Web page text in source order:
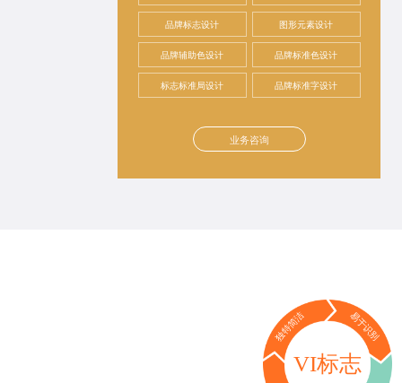
品牌标志设计 图形元素设计
品牌辅助色设计 品牌标准色设计
标志标准局设计 品牌标准字设计
业务咨询
VI标志
独特简洁 易于识别